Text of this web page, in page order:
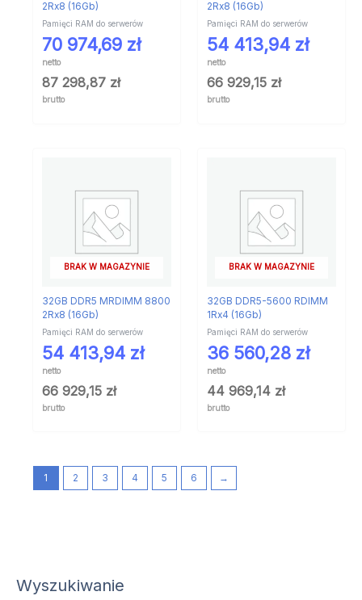
Wyszukiwanie
2Rx8 (16Gb)
Pamięci RAM do serwerów
70 974,69 zł
netto
87 298,87 zł
brutto
2Rx8 (16Gb)
Pamięci RAM do serwerów
54 413,94 zł
netto
66 929,15 zł
brutto
BRAK W MAGAZYNIE
32GB DDR5 MRDIMM 8800
2Rx8 (16Gb)
Pamięci RAM do serwerów
54 413,94 zł
netto
66 929,15 zł
brutto
BRAK W MAGAZYNIE
32GB DDR5-5600 RDIMM
1Rx4 (16Gb)
Pamięci RAM do serwerów
36 560,28 zł
netto
44 969,14 zł
brutto
1 2 3 4 5 6 →